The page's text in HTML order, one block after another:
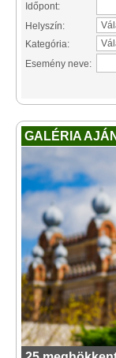
Időpont:
Helyszín:
Kategória:
Esemény neve:
GALÉRIA